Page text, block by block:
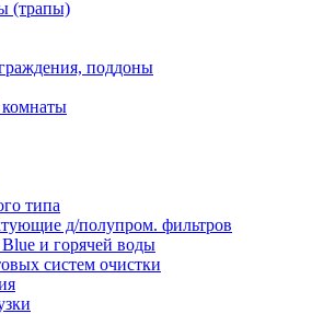
(трапы)
поддоны
типа
д/полупром. фильтров
и горячей воды
систем очистки